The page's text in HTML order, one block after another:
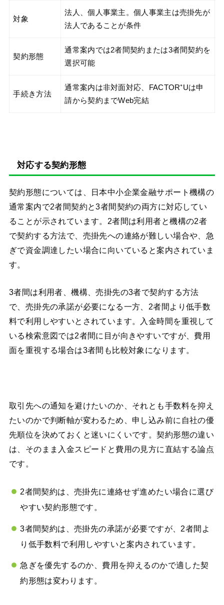
対象
法人、個人事業主。個人事業主は売掛先が
法人であることが条件
契約形態
通常案内では2者間契約または3者間契約を
選択可能
手続き方法
通常案内は非対面対応、FACTOR⁺Uは申
請から契約までWeb完結
対応する契約形態
契約形態については、日本中小企業金融サポート機構の
通常案内で2者間契約と3者間契約の両方に対応してい
ることが示されています。2者間は利用者と機構の2者
で契約する方法で、売掛先への連絡が難しい場合や、急
ぎで資金調達したい場合に向いていると案内されていま
す。
3者間は利用者、機構、売掛先の3者で契約する方法
で、売掛先の承諾が必要になる一方、2者間より低手数
料で利用しやすいとされています。入金時間を重視して
いる検索意図では2者間に目が向きやすいですが、費用
面を重視する場合は3者間も比較対象になります。
取引先への通知を避けたいのか、それとも手数料を抑え
たいのかで判断軸が変わるため、申し込み前に自社の優
先順位を決めておくと迷いにくいです。契約形態の違い
は、そのまま入金スピードと費用の見方に直結する論点
です。
2者間契約は、売掛先に連絡せず進めたい場合に選び
やすい契約形態です。
3者間契約は、売掛先の承諾が必要ですが、2者間よ
り低手数料で利用しやすいと案内されています。
急ぎを優先するのか、費用を抑えるのかで適した契
約形態は変わります。